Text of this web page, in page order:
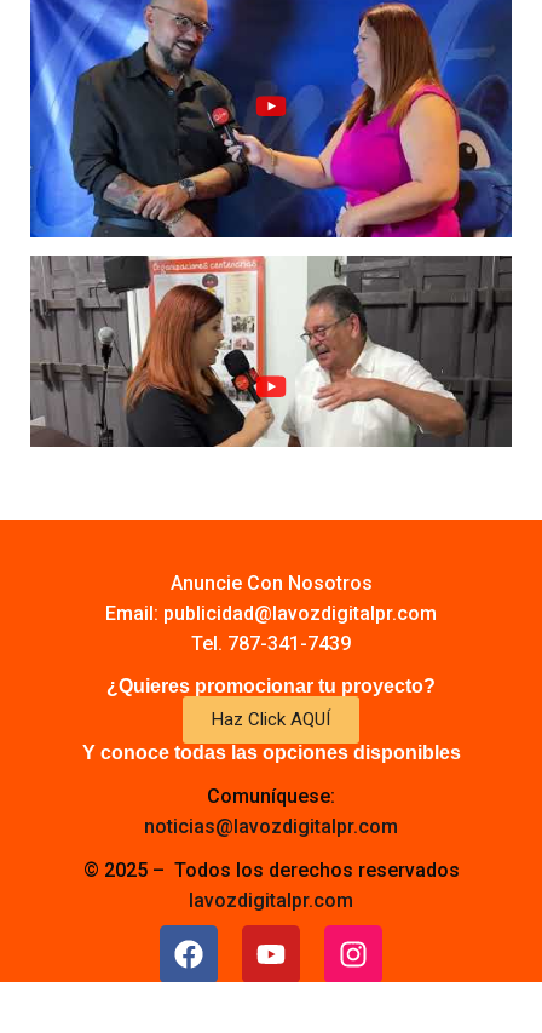
Anuncie Con Nosotros
Email: publicidad@lavozdigitalpr.com
Tel. 787-341-7439
¿Quieres promocionar tu proyecto?
Haz Click AQUÍ
Y conoce todas las opciones disponibles
Comuníquese:
noticias@lavozdigitalpr.com
© 2025 – Todos los derechos reservados
lavozdigitalpr.com